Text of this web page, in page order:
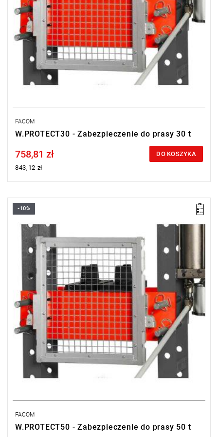
FACOM
W.PROTECT30 - Zabezpieczenie do prasy 30 t
Price tax included
758,81 zł
843,12 zł
DO KOSZYKA
• Do prasy 50 t W.450
• Całkowicie obejmuje obszar roboczy.
• Możliwa regulacja wysokości.
• Kilka pozycji regulacji wysokości zabezpieczenia, w zależności
od wymiarów całkowitych elementu.
• Umożliwia ustawienie zabezpieczenia tuż przy elemencie, w
przypadku elementów dużych.
-10%
FACOM
W.PROTECT50 - Zabezpieczenie do prasy 50 t